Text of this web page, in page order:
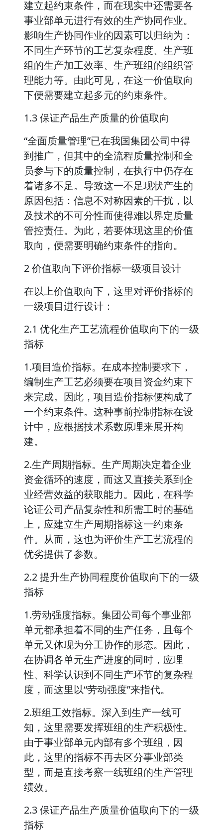
建立起约束条件，而在现实中还需要各
事业部单元进行有效的生产协同作业。
影响生产协同作业的因素可以归纳为：
不同生产环节的工艺复杂程度、生产班
组的生产加工效率、生产班组的组织管
理能力等。由此可见，在这一价值取向
下便需要建立起多元的约束条件。
1.3 保证产品生产质量的价值取向
“全面质量管理”已在我国集团公司中得
到推广，但其中的全流程质量控制和全
员参与下的质量控制，在执行中仍存在
着诸多不足。导致这一不足现状产生的
原因包括：信息不对称因素的干扰，以
及技术的不可分性而使得难以界定质量
管控责任。为此，若要体现这里的价值
取向，便需要明确约束条件的指向。
2 价值取向下评价指标一级项目设计
在以上价值取向下，这里对评价指标的
一级项目进行设计：
2.1 优化生产工艺流程价值取向下的一级
指标
1.项目造价指标。在成本控制要求下，
编制生产工艺必须要在项目资金约束下
来完成。因此，项目造价指标便构成了
一个约束条件。这种事前控制指标在设
计中，应根据技术系数原理来展开构
建。
2.生产周期指标。生产周期决定着企业
资金循环的速度，而这又直接关系到企
业经营效益的获取能力。因此，在科学
论证公司产品复杂性和所需工时的基础
上，应建立生产周期指标这一约束条
件。从而，这也为评价生产工艺流程的
优劣提供了参数。
2.2 提升生产协同程度价值取向下的一级
指标
1.劳动强度指标。集团公司每个事业部
单元都承担着不同的生产任务，且每个
单元又体现为分工协作的形态。因此，
在协调各单元生产进度的同时，应理
性、科学认识到不同生产环节的复杂程
度，而这里以“劳动强度”来指代。
2.班组工效指标。深入到生产一线可
知，这里需要发挥班组的生产积极性。
由于事业部单元内部有多个班组，因
此，这里的指标不再去区分事业部类
型，而是直接考察一线班组的生产管理
绩效。
2.3 保证产品生产质量价值取向下的一级
指标